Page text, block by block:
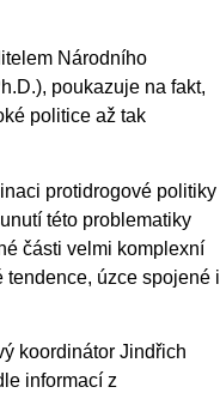
Národního
poukazuje na fakt,
politice až tak
protidrogové politiky
této problematiky
části velmi komplexní
tendence, úzce spojené i
koordinátor Jindřich
informací z